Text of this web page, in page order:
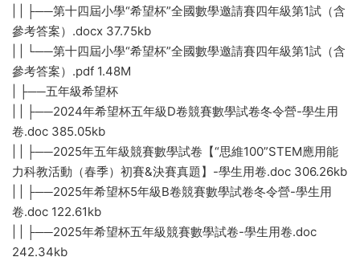
| | ├──第十四屆小學“希望杯”全國數學邀請賽四年級第1試（含
參考答案）.docx 37.75kb
| | └──第十四屆小學“希望杯”全國數學邀請賽四年級第1試（含
參考答案）.pdf 1.48M
| ├──五年級希望杯
| | ├──2024年希望杯五年級D卷競賽數學試卷冬令營-學生用
卷.doc 385.05kb
| | ├──2025年五年級競賽數學試卷【“思維100”STEM應用能
力科教活動（春季）初賽&決賽真題】-學生用卷.doc 306.26kb
| | ├──2025年希望杯5年級B卷競賽數學試卷冬令營-學生用
卷.doc 122.61kb
| | ├──2025年希望杯五年級競賽數學試卷-學生用卷.doc
242.34kb